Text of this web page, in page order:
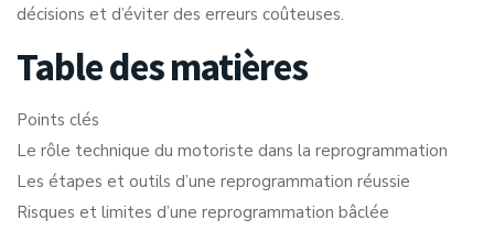
décisions et d’éviter des erreurs coûteuses.
Table des matières
Points clés
Le rôle technique du motoriste dans la reprogrammation
Les étapes et outils d’une reprogrammation réussie
Risques et limites d’une reprogrammation bâclée